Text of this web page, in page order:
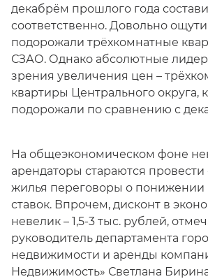
декабрём прошлого года
соответственно. Довольно
подорожали трёхкомнатные
СЗАО. Однако абсолютные
зрения увеличения цен –
квартиры Центрального округа,
подорожали по сравнению с
На общеэкономическом фоне
арендаторы стараются
жилья переговоры о понижении
ставок. Впрочем, дисконт в
невелик – 1,5-3 тыс. рублей,
руководитель департамента
недвижимости и аренды
Недвижимость» Светлана